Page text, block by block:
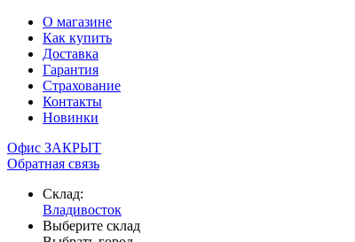
О магазине
Как купить
Доставка
Гарантия
Страхование
Контакты
Новинки
Офис ЗАКРЫТ
Обратная связь
Склад:
Владивосток
Выберите склад